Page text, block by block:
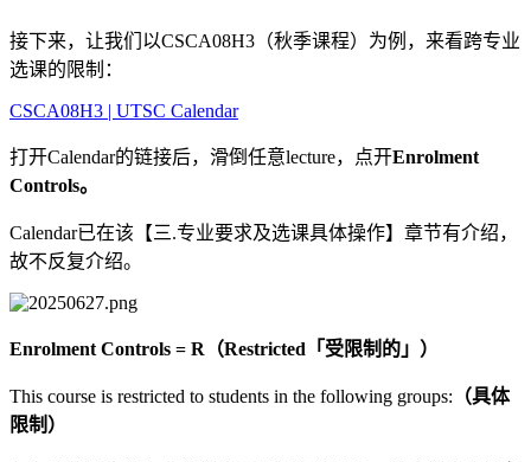
接下来，让我们以CSCA08H3（秋季课程）为例，来看跨专业
选课的限制：
CSCA08H3 | UTSC Calendar
打开Calendar的链接后，滑倒任意lecture，点开Enrolment
Controls。
Calendar已在该【三.专业要求及选课具体操作】章节有介绍，
故不反复介绍。
Enrolment Controls = R（Restricted「受限制的」）
This course is restricted to students in the following groups: （具体
限制）